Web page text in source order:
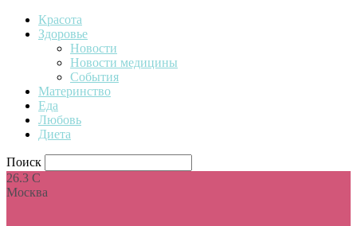
Красота
Здоровье
Новости
Новости медицины
События
Материнство
Еда
Любовь
Диета
Поиск
26.3 C
Москва